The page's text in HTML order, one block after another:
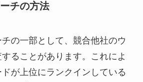
チの方法
の一部として、競合他社のウ
ることがあります。これによ
が上位にランクインしている